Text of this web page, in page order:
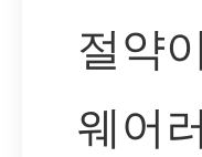
절약
웨어